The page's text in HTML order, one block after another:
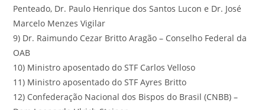
Penteado, Dr. Paulo Henrique dos Santos Lucon e Dr. José
Marcelo Menzes Vigilar
9) Dr. Raimundo Cezar Britto Aragão – Conselho Federal da
OAB
10) Ministro aposentado do STF Carlos Velloso
11) Ministro aposentado do STF Ayres Britto
12) Confederação Nacional dos Bispos do Brasil (CNBB) –